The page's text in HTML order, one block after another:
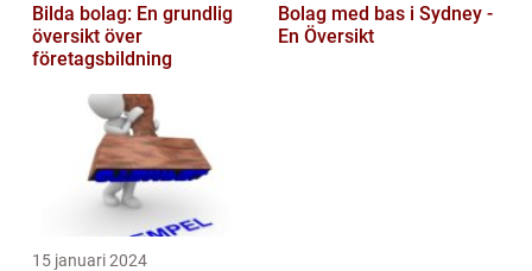
Bilda bolag: En grundlig
översikt över
företagsbildning
Bolag med bas i Sydney -
En Översikt
15 januari 2024